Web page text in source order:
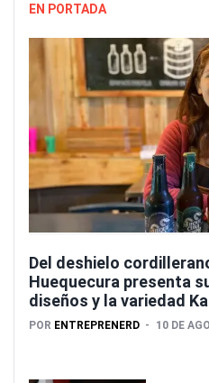
EN PORTADA
Del deshielo
Huequecura presenta
diseños y la variedad
POR ENTREPRENERD 10 DE